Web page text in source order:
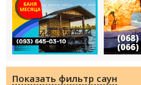
Показать фильтр саун